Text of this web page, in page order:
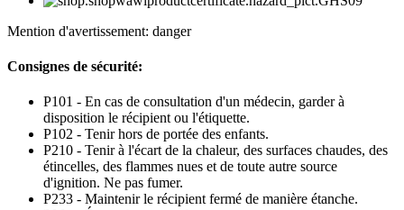
Mention d'avertissement: danger
Consignes de sécurité:
P101 - En cas de consultation d'un médecin, garder à
disposition le récipient ou l'étiquette.
P102 - Tenir hors de portée des enfants.
P210 - Tenir à l'écart de la chaleur, des surfaces chaudes, des
étincelles, des flammes nues et de toute autre source
d'ignition. Ne pas fumer.
P233 - Maintenir le récipient fermé de manière étanche.